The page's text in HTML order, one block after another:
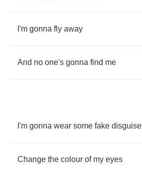
I'm gonna fly away
And no one's gonna find me
I'm gonna wear some fake disguise
Change the colour of my eyes